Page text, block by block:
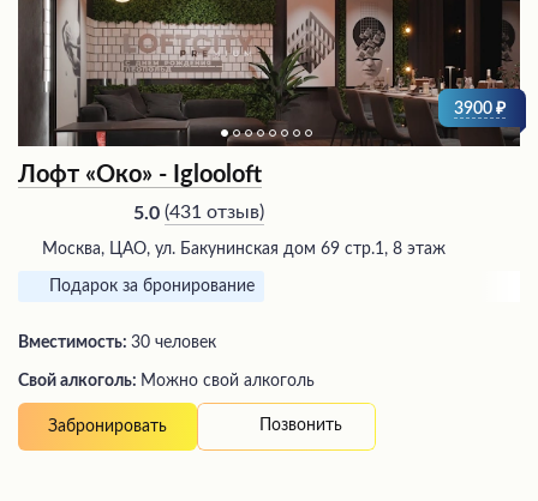
3900
Лофт «Око» - Iglooloft
5.0 (431 отзыв)
Москва, ЦАО, ул. Бакунинская дом 69 стр.1, 8 этаж
Подарок за бронирование
Вместимость: 30 человек
Свой алкоголь: Можно свой алкоголь
Забронировать Позвонить